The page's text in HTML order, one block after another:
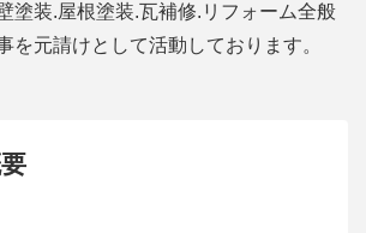
塗装.屋根塗装.瓦補修.リフォーム全般
を元請けとして活動しております。